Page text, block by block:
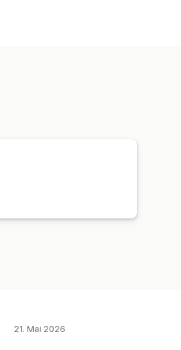
21. Mai 2026